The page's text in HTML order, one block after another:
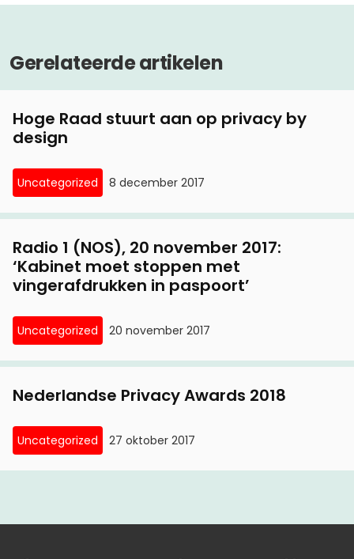
Gerelateerde artikelen
Hoge Raad stuurt aan op privacy by
design
Uncategorized 8 december 2017
Radio 1 (NOS), 20 november 2017:
‘Kabinet moet stoppen met
vingerafdrukken in paspoort’
Uncategorized 20 november 2017
Nederlandse Privacy Awards 2018
Uncategorized 27 oktober 2017